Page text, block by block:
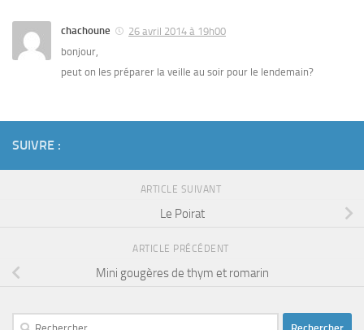
chachoune
26 avril 2014 à 19h00
bonjour,
peut on les préparer la veille au soir pour le lendemain?
SUIVRE :
ARTICLE SUIVANT
Le Poirat
ARTICLE PRÉCÉDENT
Mini gougères de thym et romarin
Rechercher :